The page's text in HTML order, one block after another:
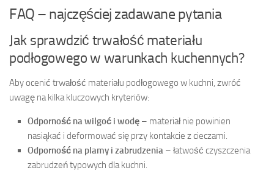
FAQ – najczęściej zadawane pytania
Jak sprawdzić trwałość materiału
podłogowego w warunkach kuchennych?
Aby ocenić trwałość materiału podłogowego w kuchni, zwróć
uwagę na kilka kluczowych kryteriów:
Odporność na wilgoć i wodę – materiał nie powinien
nasiąkać i deformować się przy kontakcie z cieczami.
Odporność na plamy i zabrudzenia – łatwość czyszczenia
zabrudzeń typowych dla kuchni.